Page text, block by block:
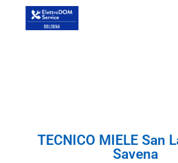
TECNICO MIELE San
Savena